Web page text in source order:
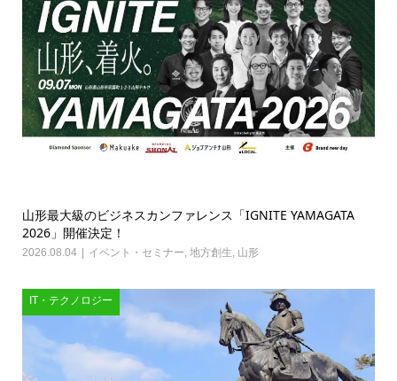
山形最大級のビジネスカンファレンス「IGNITE YAMAGATA
2026」開催決定！
2026.08.04 イベント・セミナー 地方創生 山形
IT・テクノロジー